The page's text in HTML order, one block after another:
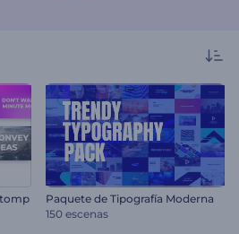
Paquete de Tipografía Moderna
150 escenas